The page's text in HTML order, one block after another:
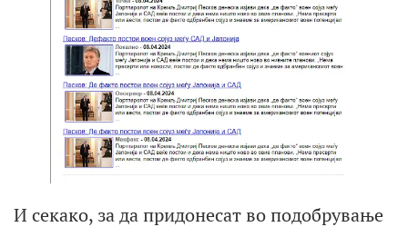
И секако, за да придонесат во подобрување